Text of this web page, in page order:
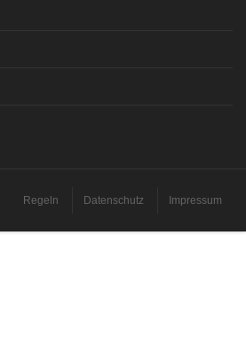
Regeln Datenschutz Impressum